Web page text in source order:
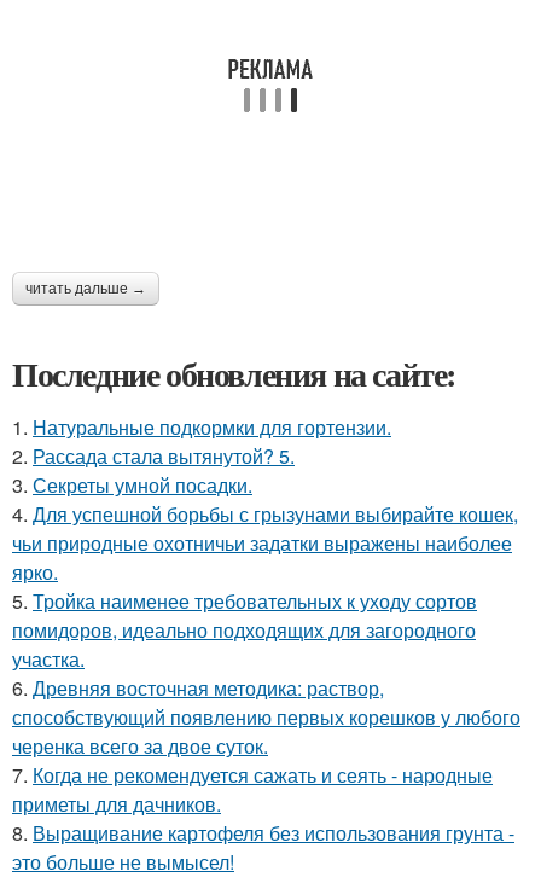
читать дальше →
Последние обновления на сайте:
1. Натуральные подкормки для гортензии.
2. Рассада стала вытянутой? 5.
3. Секреты умной посадки.
4. Для успешной борьбы с грызунами выбирайте кошек,
чьи природные охотничьи задатки выражены наиболее
ярко.
5. Тройка наименее требовательных к уходу сортов
помидоров, идеально подходящих для загородного
участка.
6. Древняя восточная методика: раствор,
способствующий появлению первых корешков у любого
черенка всего за двое суток.
7. Когда не рекомендуется сажать и сеять - народные
приметы для дачников.
8. Выращивание картофеля без использования грунта -
это больше не вымысел!